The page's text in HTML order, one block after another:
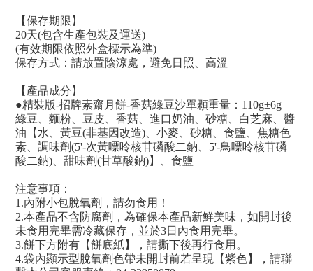
【保存期限】
20天(包含生產包裝及運送)
(有效期限依照外盒標示為準)
保存方式：請放置陰涼處，避免日照、高溫
【產品成分】
●精裝版-招牌素齋月餅-香菇綠豆沙單顆重量：110g±6g
綠豆、麵粉、豆皮、香菇、進口奶油、砂糖、白芝麻、醬
油【水、黃豆(非基因改造)、小麥、砂糖、食鹽、焦糖色
素、調味劑(5'-次黃嘌呤核苷磷酸二鈉、5'-鳥嘌呤核苷磷
酸二鈉)、甜味劑(甘草酸鈉)】、食鹽
注意事項：
1.內附小包脫氧劑，請勿食用！
2.本產品不含防腐劑，為確保本產品新鮮美味，如開封後
未食用完畢需冷藏保存，並於3日內食用完畢。
3.餅下方附有【餅底紙】，請撕下後再行食用。
4.袋內顯示型脫氧劑色帶未開封前若呈現【紫色】，請聯